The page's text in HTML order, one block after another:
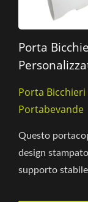
Porta
Porta
Portabevande
Questo
design
supporto